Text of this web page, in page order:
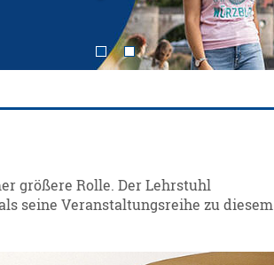
größere Rolle. Der Lehrstuhl
seine Veranstaltungsreihe zu diesem